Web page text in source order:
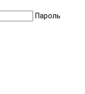
Пароль